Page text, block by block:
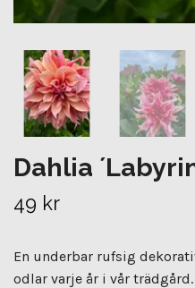
Dahlia
49 kr
En underbar rufsig
odlar varje år i vår